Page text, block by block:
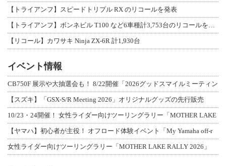
【トライアンフ】スピードトリプル RX のリコールを発表
【リコール】カワサキ Ninja ZX-6R 計1,930台
イベント情報
CB750F 展示や大抽選会も！ 8/22開催「2026グッドスマイルミーティン
【スズキ】「GSX-S/R Meeting 2026」オリジナルグッズの先行販売
10/23・24開催！ 女性ライダー向けツーリングラリー「MOTHER LAKE
【ヤマハ】初心者が主役！ オフロード体験イベント「My Yamaha off-r
女性ライダー向けツーリングラリー「MOTHER LAKE RALLY 2026」